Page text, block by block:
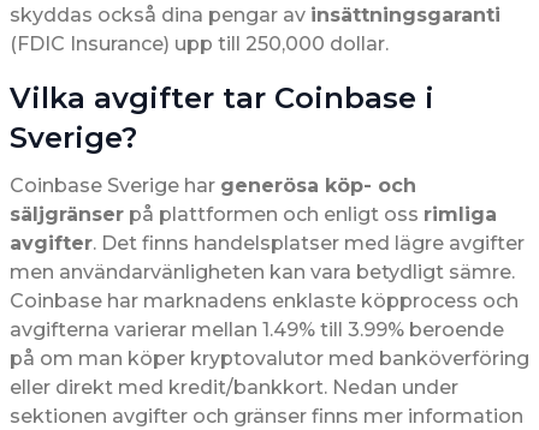
skyddas också dina pengar av insättningsgaranti
(FDIC Insurance) upp till 250,000 dollar.
Vilka avgifter tar Coinbase i
Sverige?
Coinbase Sverige har generösa köp- och
säljgränser på plattformen och enligt oss rimliga
avgifter. Det finns handelsplatser med lägre avgifter
men användarvänligheten kan vara betydligt sämre.
Coinbase har marknadens enklaste köpprocess och
avgifterna varierar mellan 1.49% till 3.99% beroende
på om man köper kryptovalutor med banköverföring
eller direkt med kredit/bankkort. Nedan under
sektionen avgifter och gränser finns mer information